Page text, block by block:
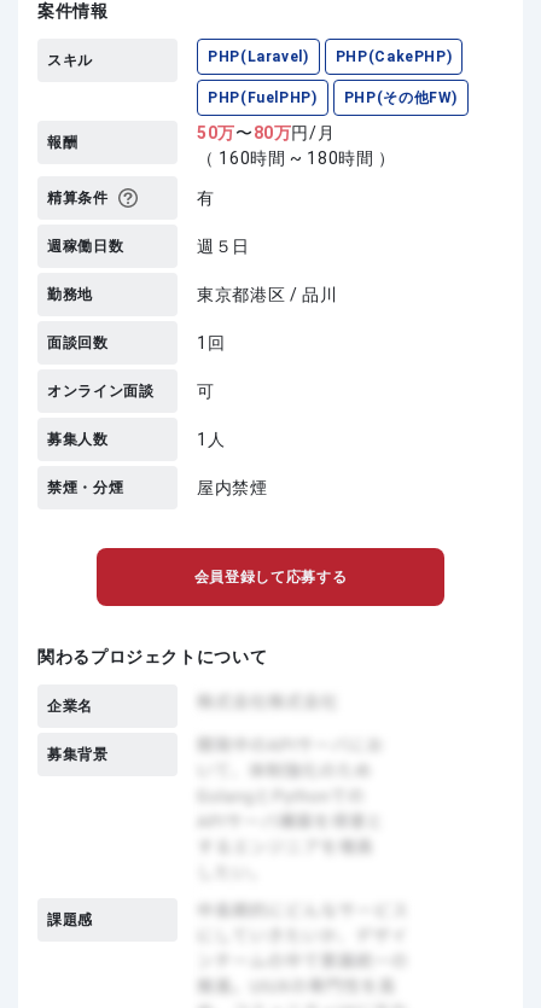
案件情報
スキル PHP(Laravel) PHP(CakePHP)
PHP(FuelPHP) PHP(その他FW)
報酬 50万〜80万円/月
（ 160時間 ~ 180時間 ）
精算条件 有
週稼働日数 週５日
勤務地 東京都港区 / 品川
面談回数 1回
オンライン面談 可
募集人数 1人
禁煙・分煙 屋内禁煙
会員登録して応募する
関わるプロジェクトについて
企業名
募集背景
課題感